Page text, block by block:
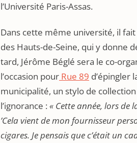
l’Université Paris-Assas.
Dans cette même université, il
des Hauts-de-Seine, qui y donne
tard, Jérôme Béglé sera le co-
l’occasion pour Rue 89 d’épingler
municipalité, un stylo de
l’ignorance :« Cette année, lors de
’Cela vient de mon fournisseur
cigares. Je pensais que c’était un